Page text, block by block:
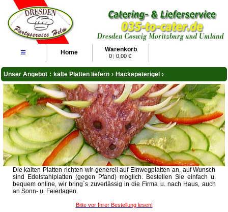
≡ Home Warenkorb
0 | 0,00 €
Unser Angebot : kalte Platten liefern › Hackepeterigel ›
Die kalten Platten richten wir generell auf Einwegplatten an, auf Wunsch
sind Edelstahlplatten (gegen Pfand) möglich. Bestellen Sie einfach u.
bequem online, wir bring`s zuverlässig in die Firma u. nach Haus, auch
an Sonn- u. Feiertagen.
Bitte vor Ihrer Bestellung lesen!